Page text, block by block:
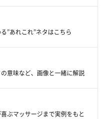
”あれこれ”ネタはこちら
意味など、画像と一緒に解説
ぶマッサージまで実例をもと